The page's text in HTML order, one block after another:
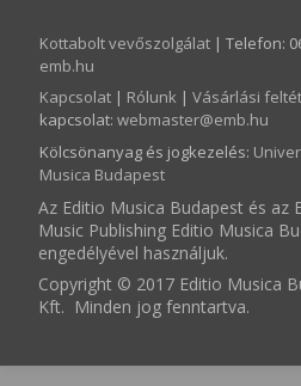
Kottabolt vevőszolgálat | Telefon:
emb.hu
Kapcsolat | Rólunk | Vásárlási
kapcsolat: webmaster­@­emb.hu
Kölcsönanyag és jogkezelés:
Musica Budapest
Az Editio Musica Budapest és az
Music Publishing Editio Musica
engedélyével használjuk.
Copyright © 2017 Editio Musica
Kft. Minden jog fenntartva.